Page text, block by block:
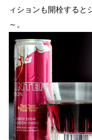
ィションも開栓すると
～。